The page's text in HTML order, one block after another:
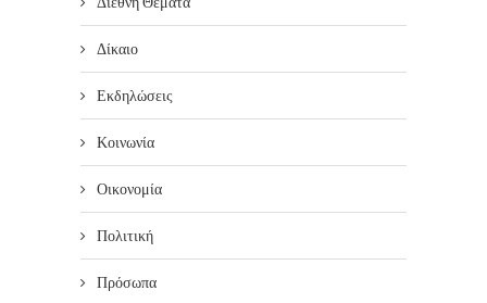
Δίκαιο
Εκδηλώσεις
Κοινωνία
Οικονομία
Πολιτική
Πρόσωπα